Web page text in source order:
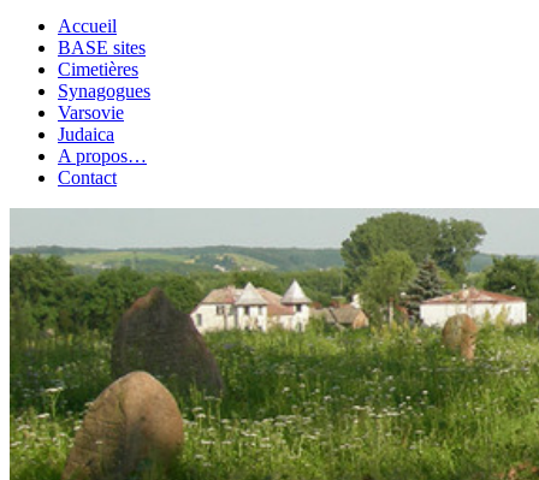
Accueil
BASE sites
Cimetières
Synagogues
Varsovie
Judaica
A propos…
Contact